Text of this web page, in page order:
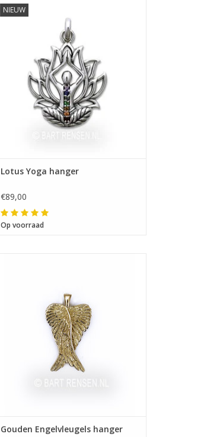
NIEUW
Lotus Yoga hanger
€89,00
Op voorraad
Gouden Engelvleugels hanger